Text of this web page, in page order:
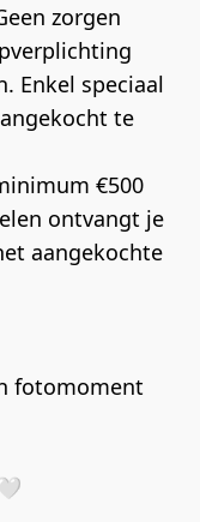
zorgen
Enkel speciaal
te
€500
ontvangt je
aangekochte
fotomoment